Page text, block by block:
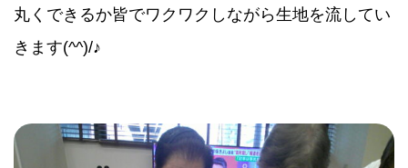
丸くできるか皆でワクワクしながら生地を流してい
きます(^^)/♪